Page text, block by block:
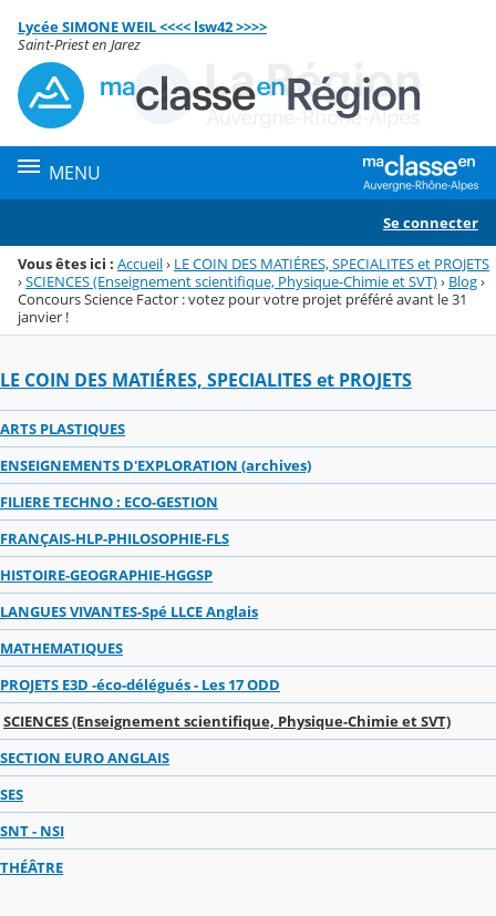
Menu de la rubrique
Contenu
Lycée SIMONE WEIL <<<< lsw42 >>>>
Saint-Priest en Jarez
MENU
Se connecter
Vous êtes ici : Accueil› LE COIN DES MATIÉRES, SPECIALITES et PROJETS
›SCIENCES (Enseignement scientifique, Physique-Chimie et SVT)› Blog›
Concours Science Factor : votez pour votre projet préféré avant le 31
janvier !
LE COIN DES MATIÉRES, SPECIALITES et PROJETS
ARTS PLASTIQUES
ENSEIGNEMENTS D'EXPLORATION (archives)
FILIERE TECHNO : ECO-GESTION
FRANÇAIS-HLP-PHILOSOPHIE-FLS
HISTOIRE-GEOGRAPHIE-HGGSP
LANGUES VIVANTES-Spé LLCE Anglais
MATHEMATIQUES
PROJETS E3D -éco-délégués - Les 17 ODD
SCIENCES (Enseignement scientifique, Physique-Chimie et SVT)
SECTION EURO ANGLAIS
SES
SNT - NSI
THÉÂTRE